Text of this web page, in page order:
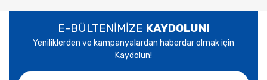
E-BÜLTENİMİZE KAYDOLUN!
Yeniliklerden ve kampanyalardan haberdar olmak için
Kaydolun!